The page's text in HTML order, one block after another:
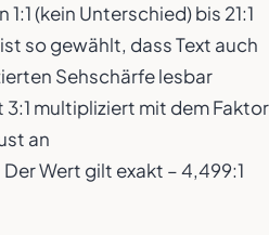
(kein Unterschied) bis 21:1
so gewählt, dass Text auch
Sehschärfe lesbar
multipliziert mit dem Faktor
an
Wert gilt exakt – 4,499:1